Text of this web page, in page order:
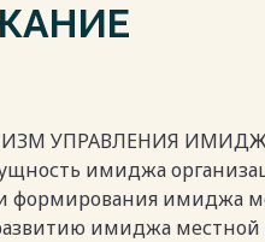
УПРАВЛЕНИЯ
имиджа
формирования имиджа
имиджа